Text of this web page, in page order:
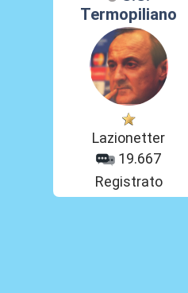
Termopiliano
Lazionetter
19.667
Registrato